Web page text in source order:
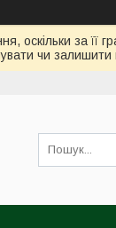
оскільки за
чи